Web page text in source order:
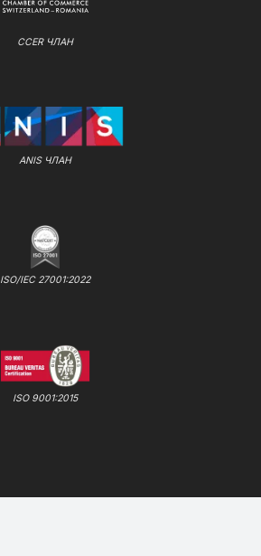
CCER ЧЛАН
ANIS ЧЛАН
ISO/IEC 27001:2022
ISO 9001:2015